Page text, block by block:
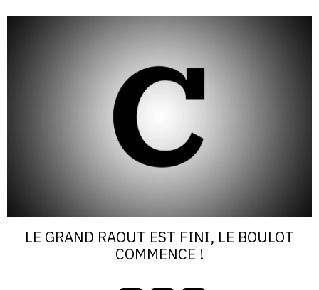
LE GRAND RAOUT EST FINI, LE BOULOT
COMMENCE !